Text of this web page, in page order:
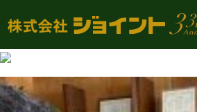
fancybox/fancybox/jquery.fancybox-1.3.8.min.css